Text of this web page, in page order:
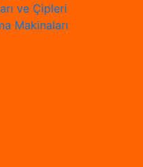
ve Çipleri
Makinaları